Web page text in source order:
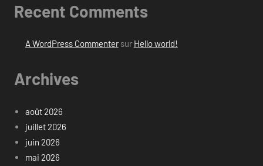
Recent Comments
A WordPress Commentersur Hello world!
Archives
août 2026
juillet 2026
juin 2026
mai 2026